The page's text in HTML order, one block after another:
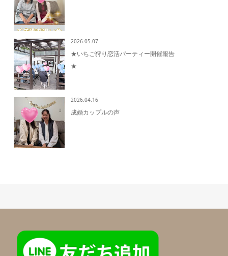
2026.05.07
★いちご狩り恋活パーティー開催報告
★
2026.04.16
成婚カップルの声